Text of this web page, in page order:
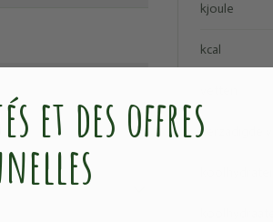
kjoule
kcal
verzadigde
et des offres